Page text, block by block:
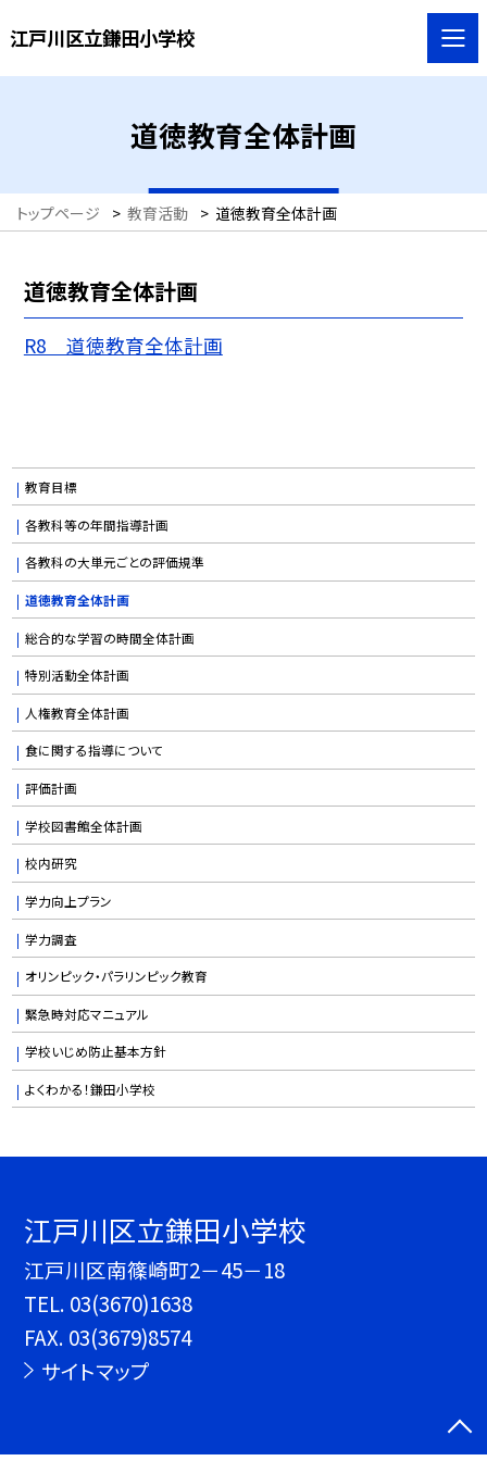
江戸川区立鎌田小学校
道徳教育全体計画
トップページ > 教育活動 > 道徳教育全体計画
道徳教育全体計画
R8 道徳教育全体計画
教育目標
各教科等の年間指導計画
各教科の大単元ごとの評価規準
道徳教育全体計画
総合的な学習の時間全体計画
特別活動全体計画
人権教育全体計画
食に関する指導について
評価計画
学校図書館全体計画
校内研究
学力向上プラン
学力調査
オリンピック・パラリンピック教育
緊急時対応マニュアル
学校いじめ防止基本方針
よくわかる！鎌田小学校
江戸川区立鎌田小学校
江戸川区南篠崎町2－45－18
TEL. 03(3670)1638
FAX. 03(3679)8574
サイトマップ